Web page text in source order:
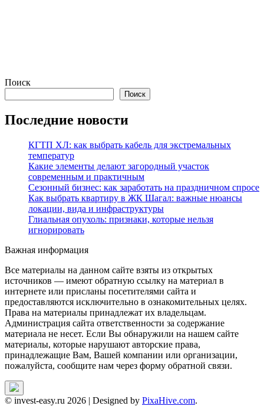
Поиск
Поиск
Последние новости
КГТП ХЛ: как выбрать кабель для экстремальных
температур
Какие элементы делают загородный участок
современным и практичным
Сезонный бизнес: как заработать на праздничном спросе
Как выбрать квартиру в ЖК Шагал: важные нюансы
локации, вида и инфраструктуры
Глиальная опухоль: признаки, которые нельзя
игнорировать
Важная информация
Все материалы на данном сайте взяты из открытых
источников — имеют обратную ссылку на материал в
интернете или присланы посетителями сайта и
предоставляются исключительно в ознакомительных целях.
Права на материалы принадлежат их владельцам.
Администрация сайта ответственности за содержание
материала не несет. Если Вы обнаружили на нашем сайте
материалы, которые нарушают авторские права,
принадлежащие Вам, Вашей компании или организации,
пожалуйста, сообщите нам через форму обратной связи.
© invest-easy.ru 2026 | Designed by PixaHive.com.